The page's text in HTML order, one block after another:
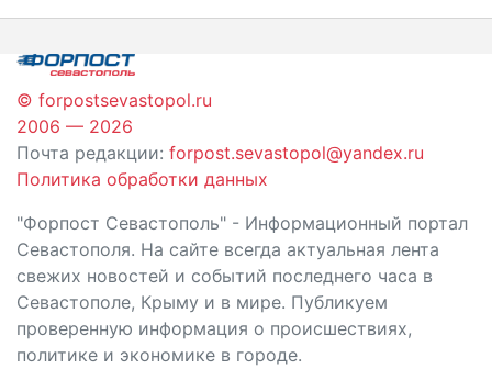
записям
© forpostsevastopol.ru
2006 — 2026
Почта редакции: forpost.sevastopol@yandex.ru
Политика обработки данных
"Форпост Севастополь" - Информационный портал
Севастополя. На сайте всегда актуальная лента
свежих новостей и событий последнего часа в
Севастополе, Крыму и в мире. Публикуем
проверенную информация о происшествиях,
политике и экономике в городе.